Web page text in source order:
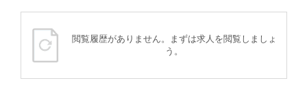
閲覧履歴がありません。まずは求人を閲覧しましょ
う。